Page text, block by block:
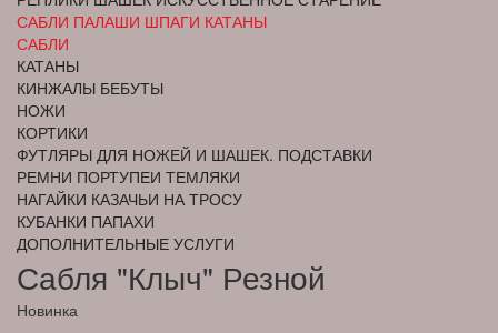
САБЛИ ПАЛАШИ ШПАГИ КАТАНЫ
САБЛИ
КАТАНЫ
КИНЖАЛЫ БЕБУТЫ
НОЖИ
КОРТИКИ
ФУТЛЯРЫ ДЛЯ НОЖЕЙ И ШАШЕК. ПОДСТАВКИ
РЕМНИ ПОРТУПЕИ ТЕМЛЯКИ
НАГАЙКИ КАЗАЧЬИ НА ТРОСУ
КУБАНКИ ПАПАХИ
ДОПОЛНИТЕЛЬНЫЕ УСЛУГИ
Сабля "Клыч" Резной
Новинка